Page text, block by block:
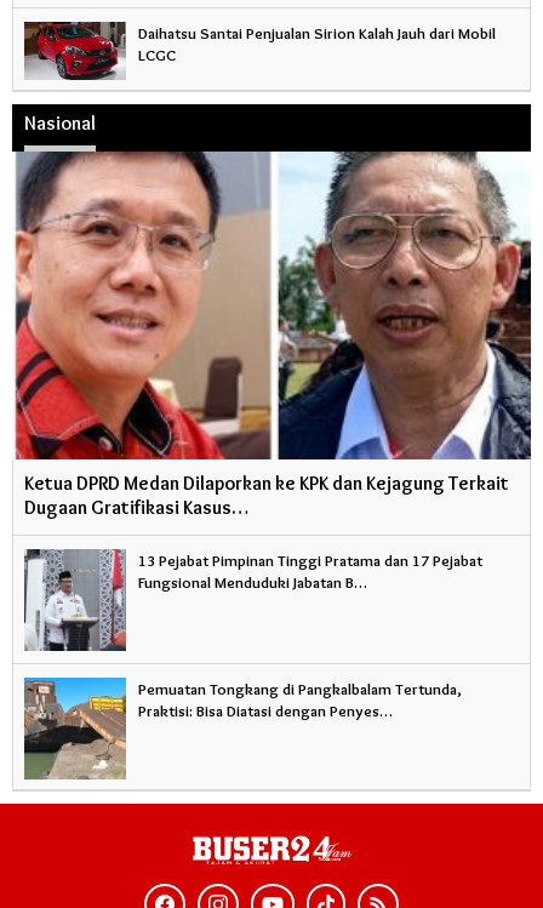
Daihatsu Santai Penjualan Sirion Kalah Jauh dari Mobil
LCGC
Nasional
Ketua DPRD Medan Dilaporkan ke KPK dan Kejagung Terkait
Dugaan Gratifikasi Kasus…
13 Pejabat Pimpinan Tinggi Pratama dan 17 Pejabat
Fungsional Menduduki Jabatan B…
Pemuatan Tongkang di Pangkalbalam Tertunda,
Praktisi: Bisa Diatasi dengan Penyes…